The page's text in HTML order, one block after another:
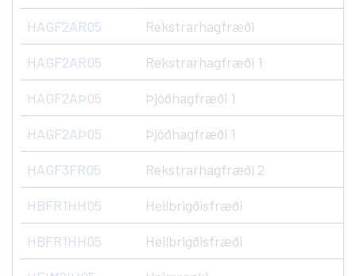
HAGF2AR05 Rekstrarhagfræði
HAGF2AR05 Rekstrarhagfræði 1
HAGF2AÞ05 Þjóðhagfræði 1
HAGF2AÞ05 Þjóðhagfræði 1
HAGF3FR05 Rekstrarhagfræði 2
HBFR1HH05 Heilbrigðisfræði
HBFR1HH05 Heilbrigðisfræði